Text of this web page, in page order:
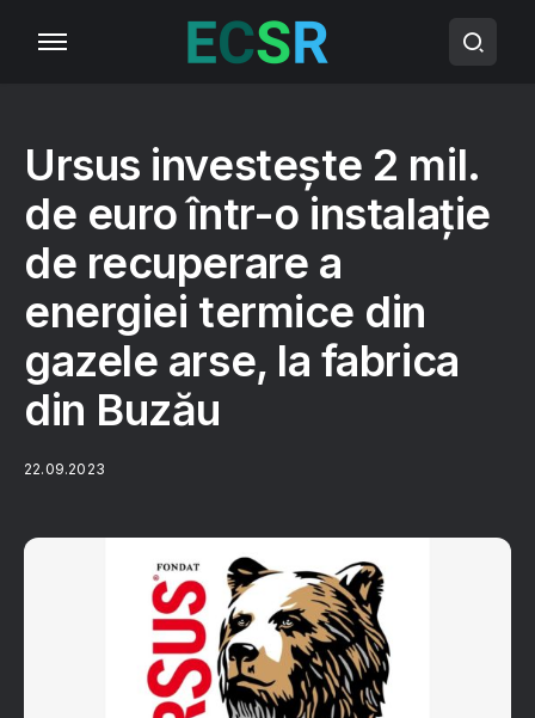
Ursus investește 2 mil.
de euro într-o instalație
de recuperare a
energiei termice din
gazele arse, la fabrica
din Buzău
22.09.2023